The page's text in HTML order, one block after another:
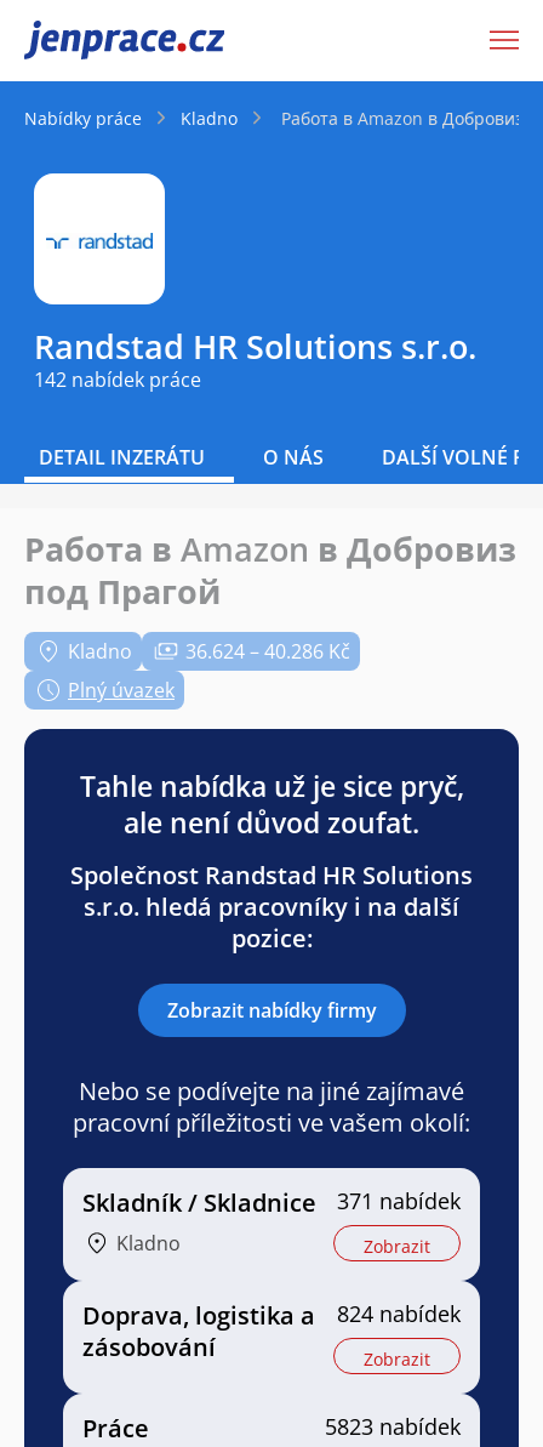
JenPráce.cz
Nabídky práce Kladno Работа в Amazon в Добровиз
Randstad HR Solutions s.r.o.
142 nabídek práce
DETAIL INZERÁTU O NÁS DALŠÍ VOLNÉ
Работа в Amazon в Добровиз
под Прагой
Kladno
36.624 – 40.286 Kč
Plný úvazek
Tahle nabídka už je sice pryč,
ale není důvod zoufat.
Společnost Randstad HR Solutions
s.r.o. hledá pracovníky i na další
pozice:
Zobrazit nabídky firmy
Nebo se podívejte na jiné zajímavé
pracovní příležitosti ve vašem okolí:
Skladník / Skladnice
Kladno
371 nabídek
Zobrazit
Doprava, logistika a
zásobování
824 nabídek
Zobrazit
Práce 5823 nabídek